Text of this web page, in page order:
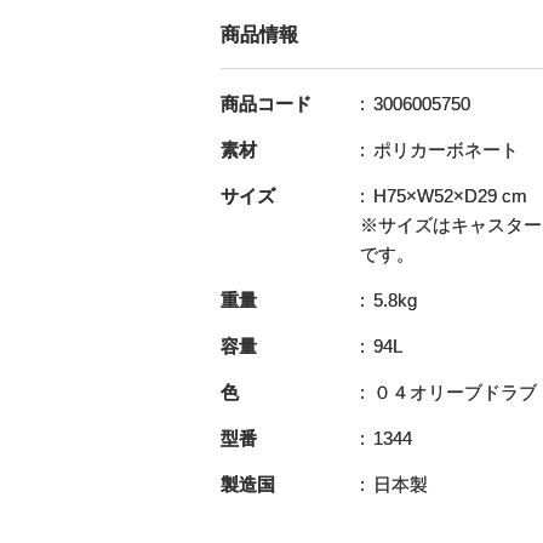
商品情報
商品コード 3006005750
素材 ポリカーボネート
サイズ
H75×W52×D29 cm
※サイズはキャスタ
です。
重量 5.8kg
容量 94L
色 ０４オリーブドラブ
型番 1344
製造国 日本製